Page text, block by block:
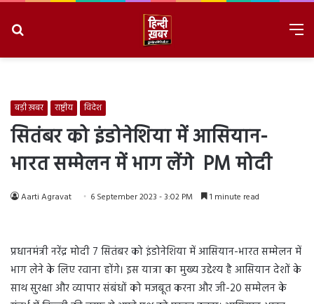
बड़ी ख़बर राष्ट्रीय विदेश
सितंबर को इंडोनेशिया में आसियान-
भारत सम्मेलन में भाग लेंगे PM मोदी
Aarti Agravat 6 September 2023 - 3:02 PM 1 minute read
प्रधानमंत्री नरेंद्र मोदी 7 सितंबर को इंडोनेशिया में आसियान-भारत सम्मेलन में
भाग लेने के लिए रवाना होंगे। इस यात्रा का मुख्य उद्देश्य है आसियान देशों के
साथ सुरक्षा और व्यापार संबंधों को मजबूत करना और जी-20 सम्मेलन के